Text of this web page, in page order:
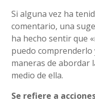
Si alguna vez ha
comentario, una
ha hecho sentir que
puedo
maneras de abordar
medio de ella.
Se refiere a